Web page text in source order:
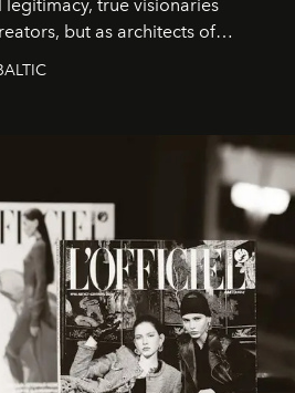
true visionaries
but as architects of
decades of mastery in luxury,
commerce, and culture